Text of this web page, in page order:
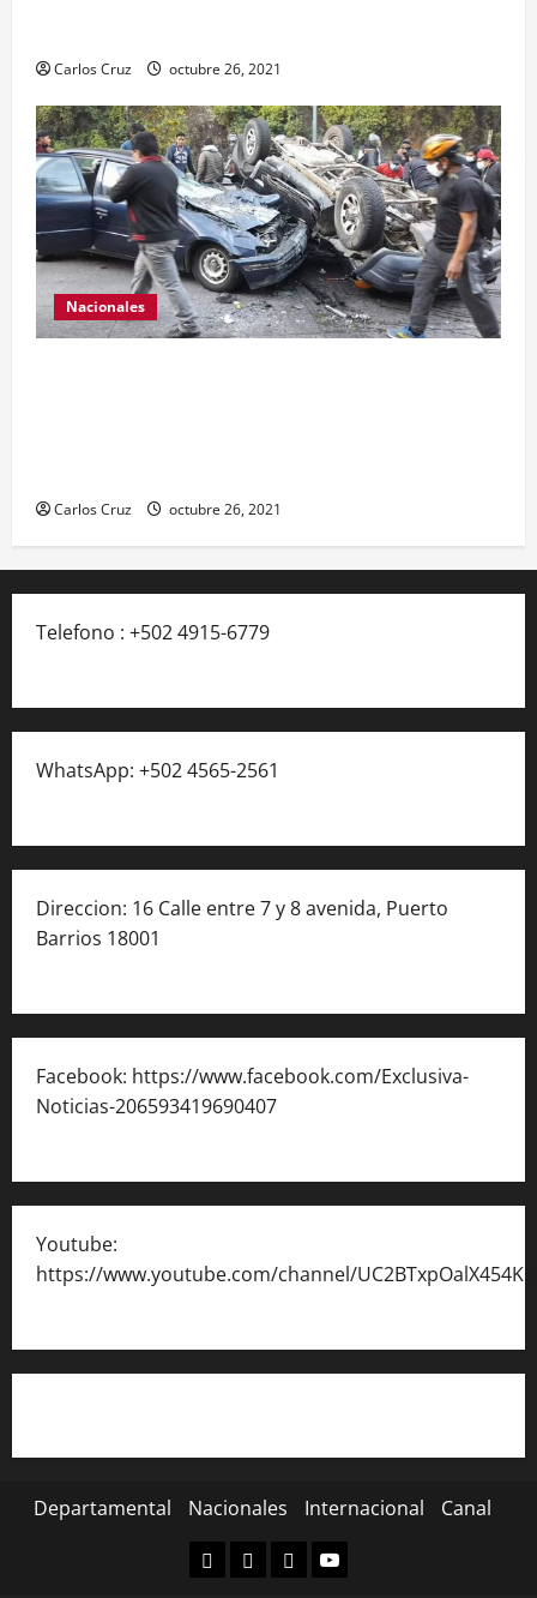
Carlos Cruz octubre 26, 2021
Nacionales
Carlos Cruz octubre 26, 2021
Telefono : +502 4915-6779
WhatsApp: +502 4565-2561
Direccion: 16 Calle entre 7 y 8 avenida, Puerto
Barrios 18001
Facebook: https://www.facebook.com/Exclusiva-
Noticias-206593419690407
Youtube:
https://www.youtube.com/channel/
Departamental Nacionales Internacional Canal
Departamental
Nacionales
Internacional
Canal